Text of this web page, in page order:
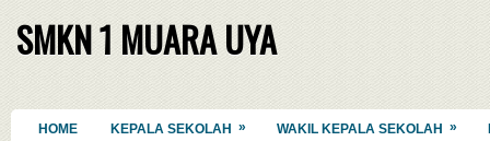
SMKN 1 MUARA UYA
HOME KEPALA SEKOLAH » WAKIL KEPALA SEKOLAH »